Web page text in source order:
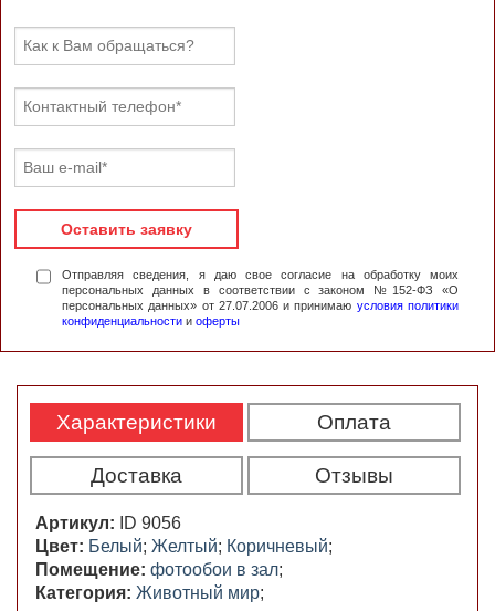
Оставить заявку
Отправляя сведения, я даю свое согласие на обработку моих
персональных данных в соответствии с законом №152-ФЗ «О
персональных данных» от 27.07.2006 и принимаю условия политики
конфиденциальности и оферты
Характеристики Оплата
Доставка Отзывы
Артикул:
ID 9056
Цвет: Белый; Желтый; Коричневый;
Помещение: фотообои в зал;
Категория: Животный мир;